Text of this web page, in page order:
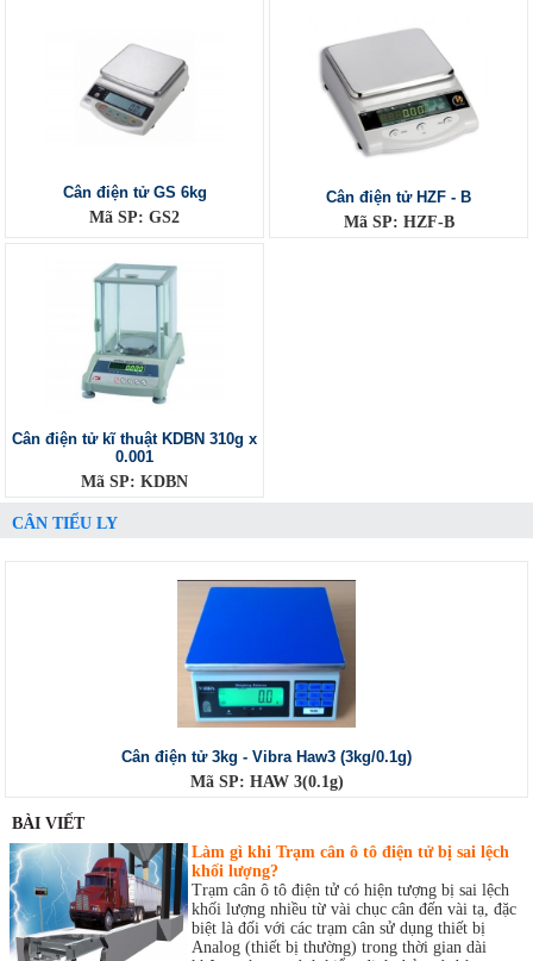
Cân điện tử GS 6kg
Mã SP: GS2
Cân điện tử HZF - B
Mã SP: HZF-B
Cân điện tử kĩ thuật KDBN 310g x
0.001
Mã SP: KDBN
CÂN TIỂU LY
Cân điện tử 3kg - Vibra Haw3 (3kg/0.1g)
Mã SP: HAW 3(0.1g)
BÀI VIẾT
Làm gì khi Trạm cân ô tô điện tử bị sai lệch
khối lượng?
Trạm cân ô tô điện tử có hiện tượng bị sai lệch
khối lượng nhiều từ vài chục cân đến vài tạ, đặc
biệt là đối với các trạm cân sử dụng thiết bị
Analog (thiết bị thường) trong thời gian dài